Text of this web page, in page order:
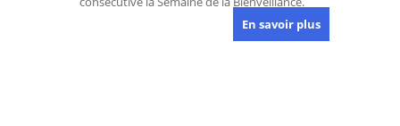
En savoir plus